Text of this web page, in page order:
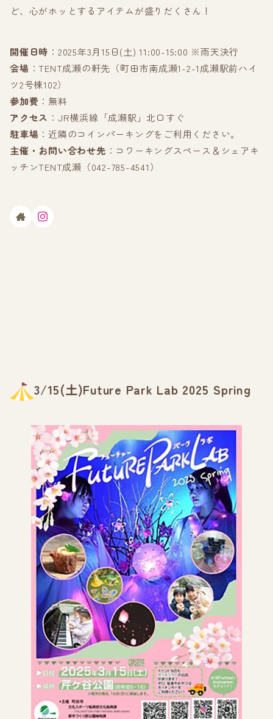
ど、心がホッとするアイテムが盛りだくさん！
開催日時 ：2025年3月15日(土) 11:00-15:00 ※雨天決行
会場 ：TENT成瀬の軒先（町田市南成瀬1-2-1成瀬駅前ハイ
ツ2号棟102）
参加費 ：無料
アクセス ：JR横浜線「成瀬駅」北口すぐ
駐車場 ：近隣のコインパーキングをご利用ください。
主催・お問い合わせ先 ：コワーキングスペース＆シェアキ
ッチンTENT成瀬（042-785-4541）
3/15(土)Future Park Lab 2025 Spring